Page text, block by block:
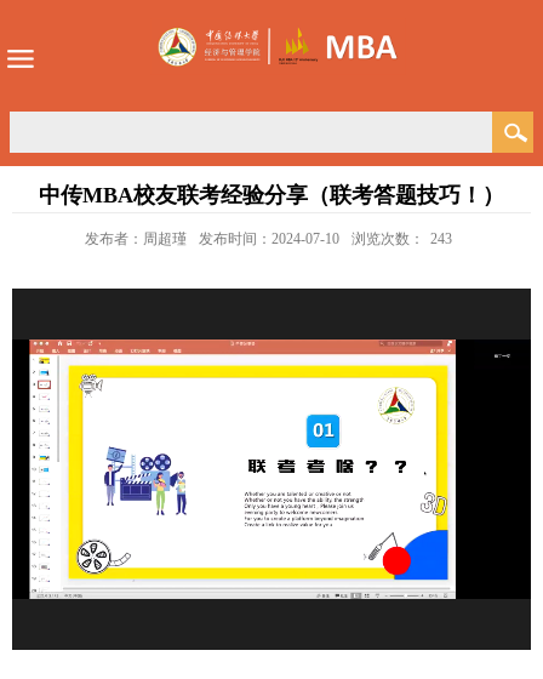
中传MBA校友联考经验分享（联考答题技巧！）
发布者：周超瑾 发布时间：2024-07-10 浏览次数： 243